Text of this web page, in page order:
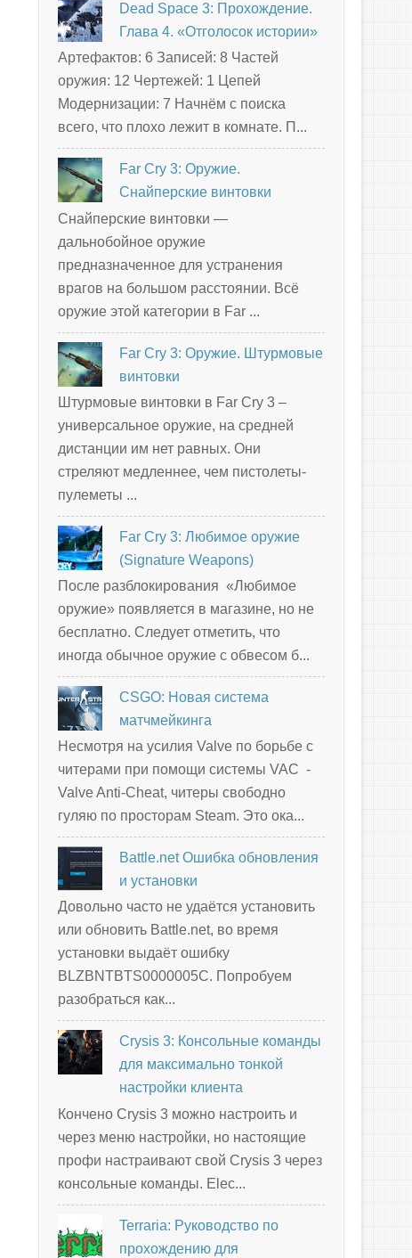
Dead Space 3: Прохождение.
Глава 4. «Отголосок истории»
Артефактов: 6 Записей: 8 Частей
оружия: 12 Чертежей: 1 Цепей
Модернизации: 7 Начнём с поиска
всего, что плохо лежит в комнате. П...
Far Cry 3: Оружие.
Снайперские винтовки
Снайперские винтовки —
дальнобойное оружие
предназначенное для устранения
врагов на большом расстоянии. Всё
оружие этой категории в Far ...
Far Cry 3: Оружие. Штурмовые
винтовки
Штурмовые винтовки в Far Cry 3 –
универсальное оружие, на средней
дистанции им нет равных. Они
стреляют медленнее, чем пистолеты-
пулеметы ...
Far Cry 3: Любимое оружие
(Signature Weapons)
После разблокирования «Любимое
оружие» появляется в магазине, но не
бесплатно. Следует отметить, что
иногда обычное оружие с обвесом б...
CSGO: Новая система
матчмейкинга
Несмотря на усилия Valve по борьбе с
читерами при помощи системы VAC -
Valve Anti-Cheat, читеры свободно
гуляю по просторам Steam. Это ока...
Battle.net Ошибка обновления
и установки
Довольно часто не удаётся установить
или обновить Battle.net, во время
установки выдаёт ошибку
BLZBNTBTS0000005C. Попробуем
разобраться как...
Crysis 3: Консольные команды
для максимально тонкой
настройки клиента
Кончено Crysis 3 можно настроить и
через меню настройки, но настоящие
профи настраивают свой Crysis 3 через
консольные команды. Elec...
Terraria: Руководство по
прохождению для